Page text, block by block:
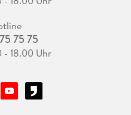
75 75
- 18.00 Uhr